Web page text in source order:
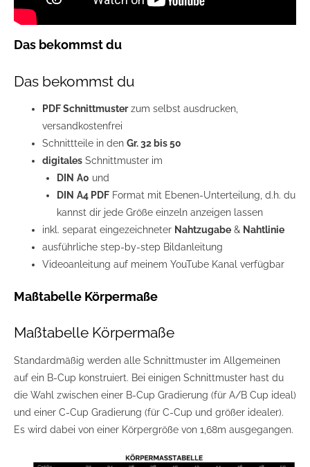
Das bekommst du
Das bekommst du
PDF Schnittmusterzum selbst ausdrucken,
versandkostenfrei
Schnittteile in denGr. 32 bis 50
digitales Schnittmuster im
DIN A0 und
DIN A4 PDFFormat mit Ebenen-Unterteilung, d.h. du
kannst dir jede Größe einzeln anzeigen lassen
inkl. separat eingezeichneter Nahtzugabe & Nahtlinie
ausführliche step-by-step Bildanleitung
Videoanleitung auf meinem YouTube Kanal verfügbar
Maßtabelle Körpermaße
Maßtabelle Körpermaße
Standardmäßig werden alle Schnittmuster im Allgemeinen
auf ein B-Cup konstruiert. Bei einigen Schnittmuster hast du
die Wahl zwischen einer B-Cup Gradierung (für A/B Cup ideal)
und einer C-Cup Gradierung (für C-Cup und größer idealer).
Es wird dabei von einer Körpergröße von 1,68m ausgegangen.